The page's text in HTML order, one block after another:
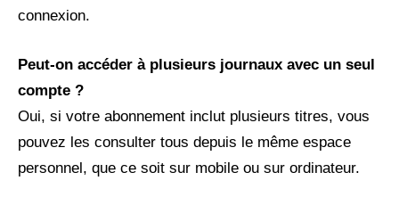
connexion.
Peut-on accéder à plusieurs journaux avec un seul
compte ?
Oui, si votre abonnement inclut plusieurs titres, vous
pouvez les consulter tous depuis le même espace
personnel, que ce soit sur mobile ou sur ordinateur.